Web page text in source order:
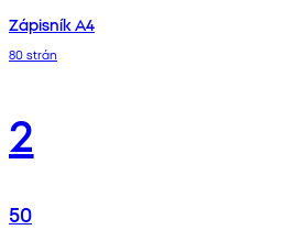
Zápisník A4
80 strán
2
50